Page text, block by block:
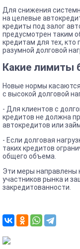
Для снижения
на целевые
кредиты под залог
предусмотрен таким
кредитам для тех, кто
разумной долговой
Какие лимиты
Новые нормы
с высокой долговой
- Для клиентов с
кредитов не должна
автокредитов или
- Если долговая
таких кредитов
общего объема.
Эти меры направлены
участников рынка и
закредитованности.